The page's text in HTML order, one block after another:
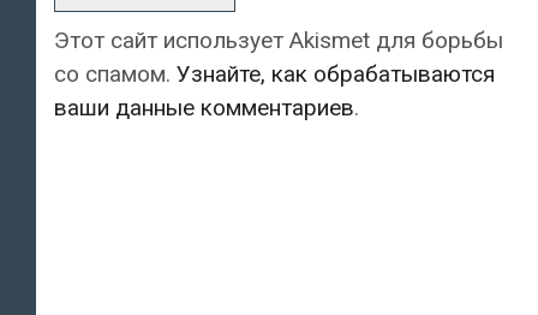
Этот сайт использует Akismet для борьбы
со спамом. Узнайте, как обрабатываются
ваши данные комментариев.